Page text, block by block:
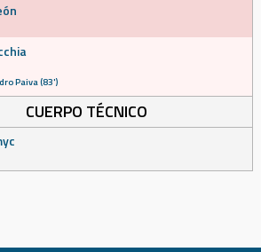
Paiva (83')
CUERPO TÉCNICO